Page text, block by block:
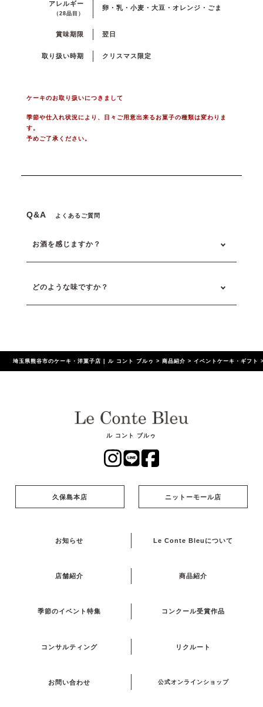
アレルギー
（28品目）
卵・乳・小麦・大豆・オレンジ・ごま
賞味期限 翌日
取り扱い時期 クリスマス限定
ケーキのお取り扱いにつきまして
季節や仕入れ状況により、日々ご用意出来るお菓子の種類は変わりま
す。
予めご了承ください。
Q&A よくあるご質問
お酒を感じますか？
どのような味ですか？
埼玉県熊谷市のケーキ・洋菓子店 | ル コント ブルゥ >商品紹介 >イベントケーキ・ギフト
ル コント ブルゥ
久保島本店 ニットーモール店
お知らせ Le Conte Bleuについて
店舗紹介 商品紹介
季節のイベント特集 コンクール受賞作品
コンサルティング リクルート
お問い合わせ 公式オンラインショップ